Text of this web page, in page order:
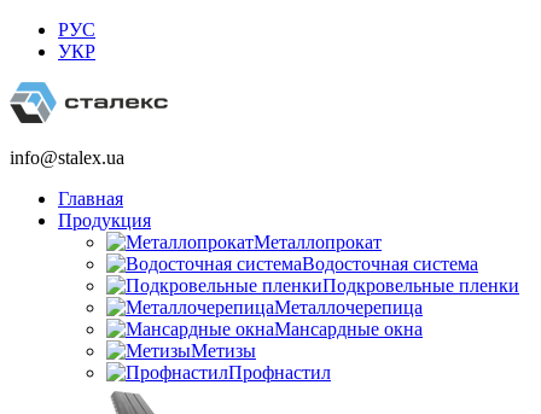
РУС
УКР
info@stalex.ua
Главная
Продукция
Металлопрокат
Водосточная система
Подкровельные пленки
Металлочерепица
Мансардные окна
Метизы
Профнастил